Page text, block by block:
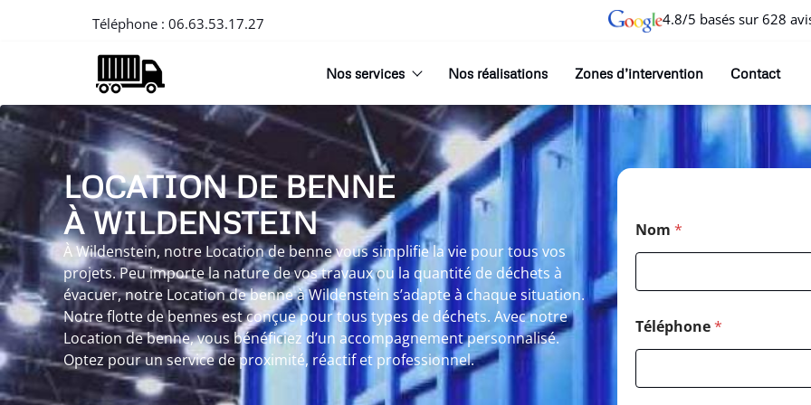
Téléphone : 06.63.53.17.27 4.8/5 basés sur 628
Nos services Nos réalisations Zones d’intervention Contact
LOCATION DE BENNE
À WILDENSTEIN
À Wildenstein, notre Location de benne vous simplifie la vie pour tous vos
projets. Peu importe la nature de vos travaux ou la quantité de déchets à
évacuer, notre Location de benne à Wildenstein s’adapte à chaque situation.
Notre flotte de bennes est conçue pour tous types de déchets. Avec notre
Location de benne, vous bénéficiez d’un accompagnement personnalisé.
Optez pour un service de proximité, réactif et professionnel.
Nom *
Téléphone*